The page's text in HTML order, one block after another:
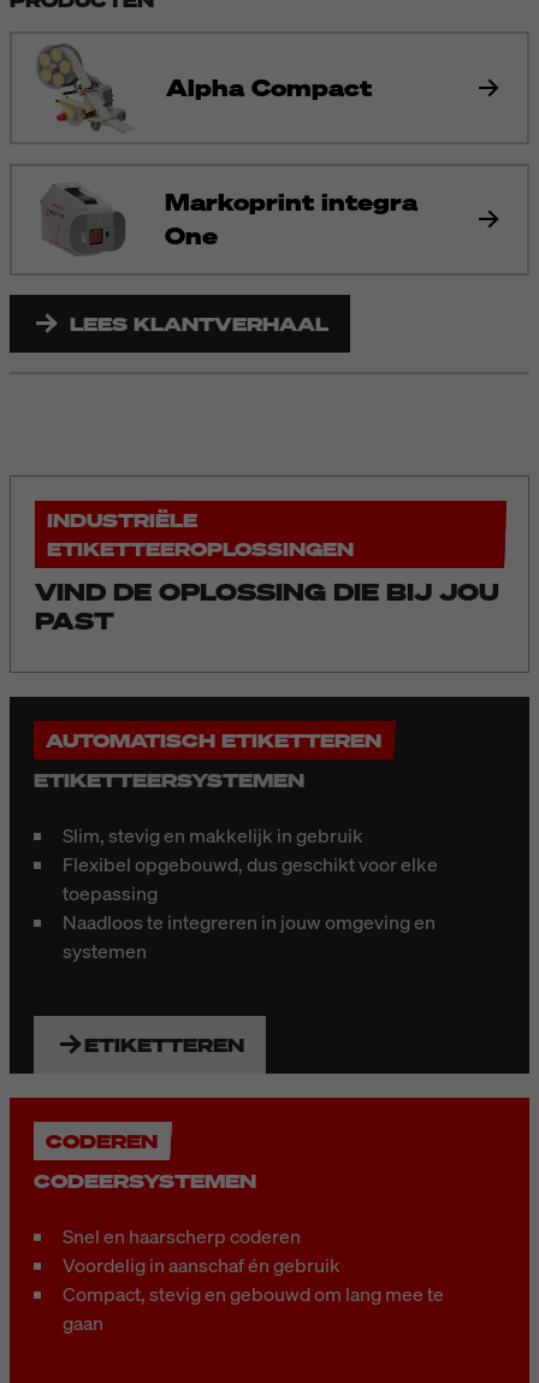
Alpha Compact
Markoprint integra
One
LEES KLANTVERHAAL
INDUSTRIËLE
ETIKETTEEROPLOSSINGEN
VIND DE OPLOSSING DIE BIJ JOU
PAST
AUTOMATISCH ETIKETTEREN
ETIKETTEERSYSTEMEN
Slim, stevig en makkelijk in gebruik
Flexibel opgebouwd, dus geschikt voor elke
toepassing
Naadloos te integreren in jouw omgeving en
systemen
ETIKETTEREN
CODEREN
CODEERSYSTEMEN
Snel en haarscherp coderen
Voordelig in aanschaf én gebruik
Compact, stevig en gebouwd om lang mee te
gaan